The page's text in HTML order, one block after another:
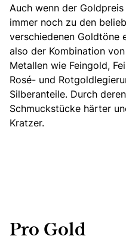
Auch wenn der
immer noch zu den
verschiedenen Goldtöne
also der Kombination
Metallen wie Feingold,
Rosé- und
Silberanteile. Durch
Schmuckstücke härter
Kratzer.
Pro Gold